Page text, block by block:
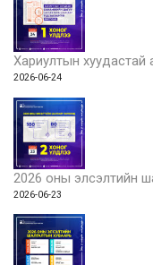
Хариултын
2026-06-24
2026 оны элсэлтийн
2026-06-23